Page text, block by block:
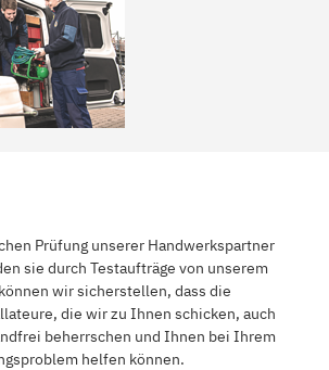
Prüfung unserer Handwerkspartner
sie durch Testaufträge von unserem
wir sicherstellen, dass die
die wir zu Ihnen schicken, auch
beherrschen und Ihnen bei Ihrem
helfen können.